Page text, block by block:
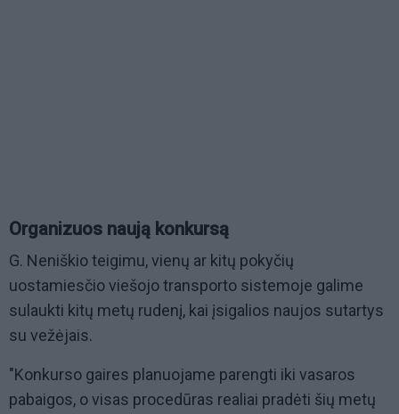
Organizuos naują konkursą
G. Neniškio teigimu, vienų ar kitų pokyčių
uostamiesčio viešojo transporto sistemoje galime
sulaukti kitų metų rudenį, kai įsigalios naujos sutartys
su vežėjais.
"Konkurso gaires planuojame parengti iki vasaros
pabaigos, o visas procedūras realiai pradėti šių metų